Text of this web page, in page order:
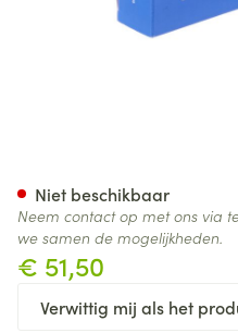
€ 51,50
Verwittig mij als het
Niet beschikbaar
Neem contact op met ons via
we samen de mogelijkheden.